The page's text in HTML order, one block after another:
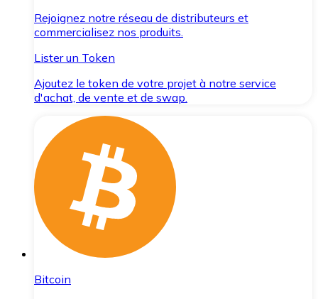
Rejoignez notre réseau de distributeurs et
commercialisez nos produits.
Lister un Token
Ajoutez le token de votre projet à notre service
d'achat, de vente et de swap.
Bitcoin